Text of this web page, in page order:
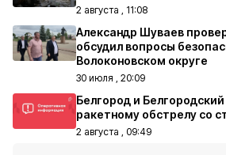
2 августа , 11:08
Александр Шуваев
обсудил вопросы
Волоконовском округе
30 июля , 20:09
Белгород и
ракетному обстрелу со
2 августа , 09:49